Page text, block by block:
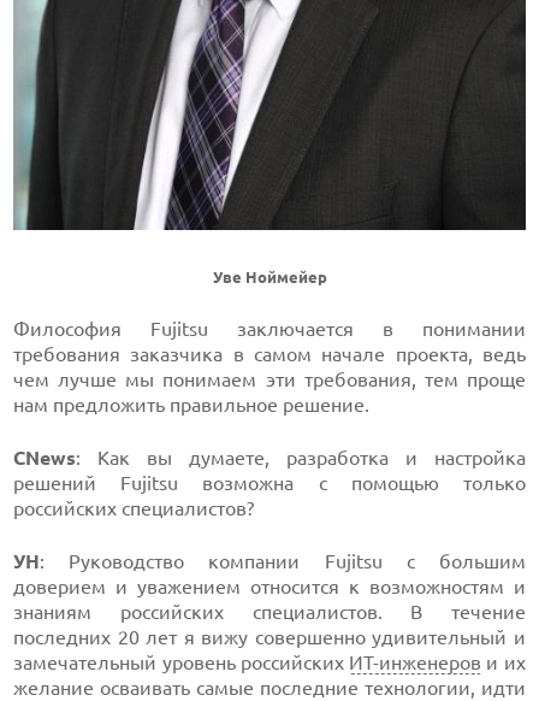
Уве Ноймейер
Философия Fujitsu заключается в понимании
требования заказчика в самом начале проекта, ведь
чем лучше мы понимаем эти требования, тем проще
нам предложить правильное решение.
CNews: Как вы думаете, разработка и настройка
решений Fujitsu возможна с помощью только
российских специалистов?
УН: Руководство компании Fujitsu с большим
доверием и уважением относится к возможностям и
знаниям российских специалистов. В течение
последних 20 лет я вижу совершенно удивительный и
замечательный уровень российских ИТ-инженеров и их
желание осваивать самые последние технологии, идти